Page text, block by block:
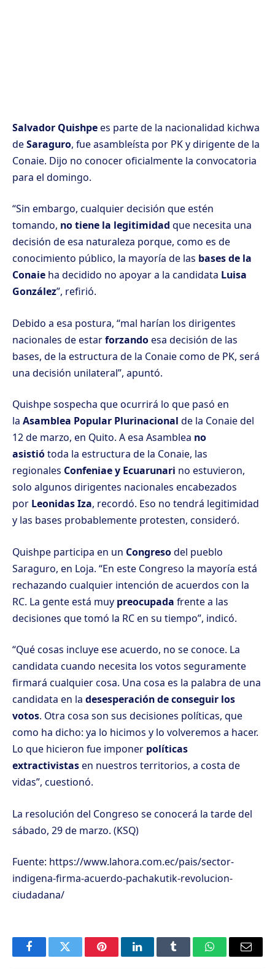
Salvador Quishpees parte de la nacionalidad kichwa
deSaraguro, fue asambleísta por PK y dirigente de la
Conaie. Dijo no conocer oficialmente la convocatoria
para el domingo.
“Sin embargo, cualquier decisión que estén
tomando, no tiene la legitimidad que necesita una
decisión de esa naturaleza porque, como es de
conocimiento público, la mayoría de las bases de la
Conaie ha decidido no apoyar a la candidata Luisa
González”, refirió.
Debido a esa postura, “mal harían los dirigentes
nacionales de estarforzandoesa decisión de las
bases, de la estructura de la Conaie como de PK, será
una decisión unilateral”, apuntó.
Quishpe sospecha que ocurrirá lo que pasó en
la Asamblea Popular Plurinacional de la Conaie del
12 de marzo, en Quito. A esa Asamblea no
asistiótoda la estructura de la Conaie, las
regionales Confeniae y Ecuarunari no estuvieron,
solo algunos dirigentes nacionales encabezados
por Leonidas Iza, recordó. Eso no tendrá legitimidad
y las bases probablemente protesten, consideró.
Quishpe participa en un Congresodel pueblo
Saraguro, en Loja. “En este Congreso la mayoría está
rechazando cualquier intención de acuerdos con la
RC. La gente está muy preocupada frente a las
decisiones que tomó la RC en su tiempo”, indicó.
“Qué cosas incluye ese acuerdo, no se conoce. La
candidata cuando necesita los votos seguramente
firmará cualquier cosa. Una cosa es la palabra de una
candidata en la desesperación de conseguir los
votos. Otra cosa son sus decisiones políticas, que
como ha dicho: ya lo hicimos y lo volveremos a hacer.
Lo que hicieron fue imponer políticas
extractivistasen nuestros territorios, a costa de
vidas”, cuestionó.
La resolución del Congreso se conocerá la tarde del
sábado, 29 de marzo. (KSQ)
Fuente: https://www.lahora.com.ec/pais/sector-
indigena-firma-acuerdo-pachakutik-revolucion-
ciudadana/
FacebookTwitter PinterestLinkedInTumblr WhatsAppEmail